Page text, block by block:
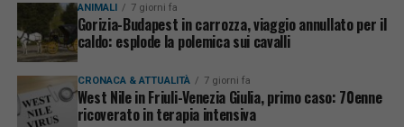
ANIMALI 7 giorni fa
Gorizia-Budapest in carrozza, viaggio annullato per il
caldo: esplode la polemica sui cavalli
CRONACA & ATTUALITÀ 7 giorni fa
West Nile in Friuli-Venezia Giulia, primo caso: 70enne
ricoverato in terapia intensiva